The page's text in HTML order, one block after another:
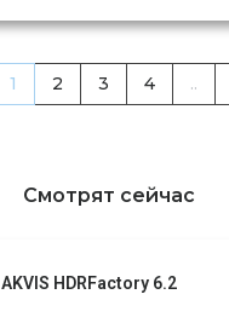
1 2 3 4 ..
Смотрят сейчас
AKVIS HDRFactory 6.2